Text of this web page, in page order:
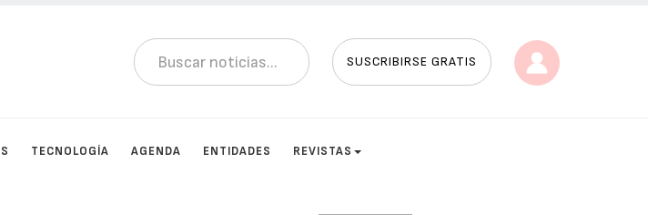
SUSCRIBIRSE GRATIS
TECNOLOGÍA AGENDA ENTIDADES REVISTAS